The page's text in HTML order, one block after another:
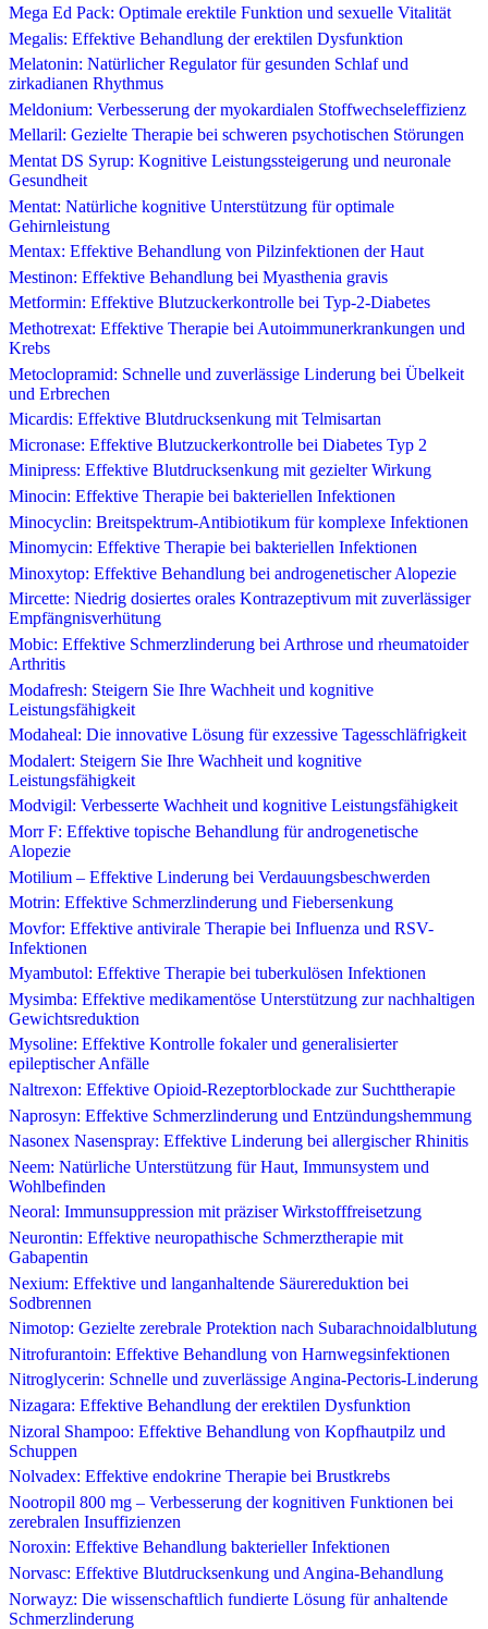
Mega Ed Pack: Optimale erektile Funktion und sexuelle Vitalität
Megalis: Effektive Behandlung der erektilen Dysfunktion
Melatonin: Natürlicher Regulator für gesunden Schlaf und
zirkadianen Rhythmus
Meldonium: Verbesserung der myokardialen Stoffwechseleffizienz
Mellaril: Gezielte Therapie bei schweren psychotischen Störungen
Mentat DS Syrup: Kognitive Leistungssteigerung und neuronale
Gesundheit
Mentat: Natürliche kognitive Unterstützung für optimale
Gehirnleistung
Mentax: Effektive Behandlung von Pilzinfektionen der Haut
Mestinon: Effektive Behandlung bei Myasthenia gravis
Metformin: Effektive Blutzuckerkontrolle bei Typ-2-Diabetes
Methotrexat: Effektive Therapie bei Autoimmunerkrankungen und
Krebs
Metoclopramid: Schnelle und zuverlässige Linderung bei Übelkeit
und Erbrechen
Micardis: Effektive Blutdrucksenkung mit Telmisartan
Micronase: Effektive Blutzuckerkontrolle bei Diabetes Typ 2
Minipress: Effektive Blutdrucksenkung mit gezielter Wirkung
Minocin: Effektive Therapie bei bakteriellen Infektionen
Minocyclin: Breitspektrum-Antibiotikum für komplexe Infektionen
Minomycin: Effektive Therapie bei bakteriellen Infektionen
Minoxytop: Effektive Behandlung bei androgenetischer Alopezie
Mircette: Niedrig dosiertes orales Kontrazeptivum mit zuverlässiger
Empfängnisverhütung
Mobic: Effektive Schmerzlinderung bei Arthrose und rheumatoider
Arthritis
Modafresh: Steigern Sie Ihre Wachheit und kognitive
Leistungsfähigkeit
Modaheal: Die innovative Lösung für exzessive Tagesschläfrigkeit
Modalert: Steigern Sie Ihre Wachheit und kognitive
Leistungsfähigkeit
Modvigil: Verbesserte Wachheit und kognitive Leistungsfähigkeit
Morr F: Effektive topische Behandlung für androgenetische
Alopezie
Motilium – Effektive Linderung bei Verdauungsbeschwerden
Motrin: Effektive Schmerzlinderung und Fiebersenkung
Movfor: Effektive antivirale Therapie bei Influenza und RSV-
Infektionen
Myambutol: Effektive Therapie bei tuberkulösen Infektionen
Mysimba: Effektive medikamentöse Unterstützung zur nachhaltigen
Gewichtsreduktion
Mysoline: Effektive Kontrolle fokaler und generalisierter
epileptischer Anfälle
Naltrexon: Effektive Opioid-Rezeptorblockade zur Suchttherapie
Naprosyn: Effektive Schmerzlinderung und Entzündungshemmung
Nasonex Nasenspray: Effektive Linderung bei allergischer Rhinitis
Neem: Natürliche Unterstützung für Haut, Immunsystem und
Wohlbefinden
Neoral: Immunsuppression mit präziser Wirkstofffreisetzung
Neurontin: Effektive neuropathische Schmerztherapie mit
Gabapentin
Nexium: Effektive und langanhaltende Säurereduktion bei
Sodbrennen
Nimotop: Gezielte zerebrale Protektion nach Subarachnoidalblutung
Nitrofurantoin: Effektive Behandlung von Harnwegsinfektionen
Nitroglycerin: Schnelle und zuverlässige Angina-Pectoris-Linderung
Nizagara: Effektive Behandlung der erektilen Dysfunktion
Nizoral Shampoo: Effektive Behandlung von Kopfhautpilz und
Schuppen
Nolvadex: Effektive endokrine Therapie bei Brustkrebs
Nootropil 800 mg – Verbesserung der kognitiven Funktionen bei
zerebralen Insuffizienzen
Noroxin: Effektive Behandlung bakterieller Infektionen
Norvasc: Effektive Blutdrucksenkung und Angina-Behandlung
Norwayz: Die wissenschaftlich fundierte Lösung für anhaltende
Schmerzlinderung